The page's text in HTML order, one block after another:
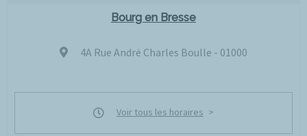
Bourg en Bresse
4A Rue André Charles Boulle - 01000
Voir tous les horaires